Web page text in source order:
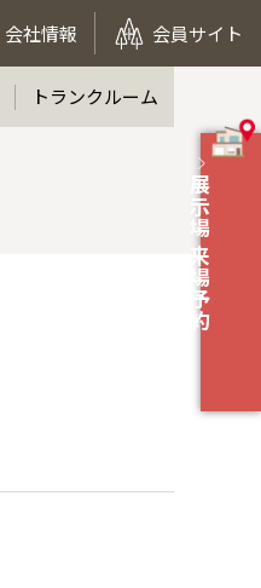
会社情報 会員サイト
展示場 来場予約
トランクルーム